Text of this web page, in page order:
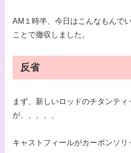
AM１時半、今日はこんなもんで
ことで撤収しました。
反省
まず、新しいロッドのチタンティ
が、、、、、
キャストフィールがカーボンソリ